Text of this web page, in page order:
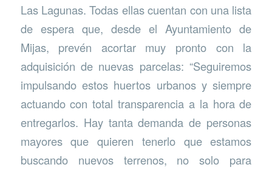
Las Lagunas. Todas ellas cuentan con una lista
de espera que, desde el Ayuntamiento de
Mijas, prevén acortar muy pronto con la
adquisición de nuevas parcelas: “Seguiremos
impulsando estos huertos urbanos y siempre
actuando con total transparencia a la hora de
entregarlos. Hay tanta demanda de personas
mayores que quieren tenerlo que estamos
buscando nuevos terrenos, no solo para